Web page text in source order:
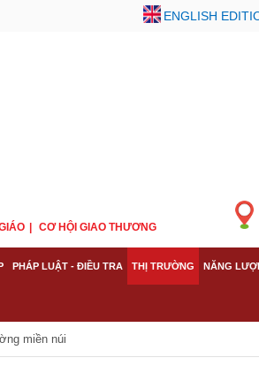
ENGLISH
CƠ HỘI GIAO THƯƠNG
PHÁP LUẬT - ĐIỀU TRA THỊ TRƯỜNG NĂNG
miền núi